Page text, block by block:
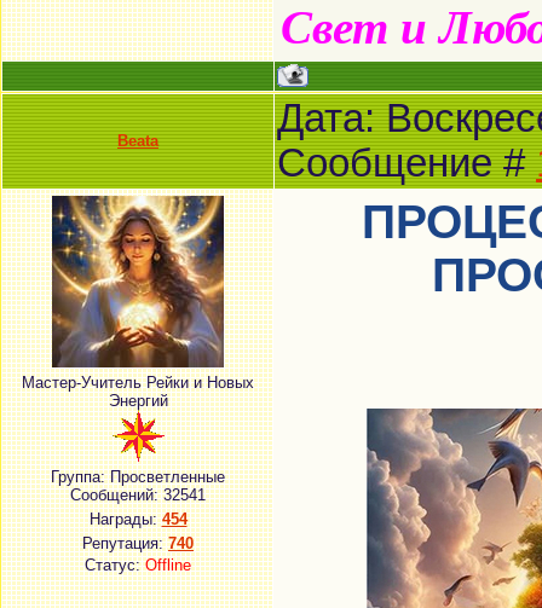
Свет и
Beata
Дата:
Сообщение #
Мастер-Учитель Рейки и Новых
Энергий
Группа: Просветленные
Сообщений:32541
Награды:454
Репутация:740
Статус:Offline